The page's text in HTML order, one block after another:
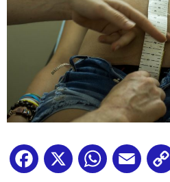
Facebook
X WhatsApp
Email